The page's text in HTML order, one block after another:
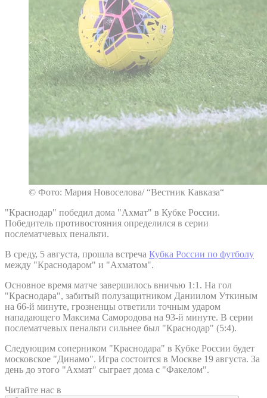
© Фото: Мария Новоселова/ “Вестник Кавказа“
"Краснодар" победил дома "Ахмат" в Кубке России.
Победитель противостояния определился в серии
послематчевых пенальти.
В среду, 5 августа, прошла встреча Кубка России по футболу
между "Краснодаром" и "Ахматом".
Основное время матче завершилось вничью 1:1. На гол
"Краснодара", забитый полузащитником Даниилом Уткиным
на 66-й минуте, грозненцы ответили точным ударом
нападающего Максима Самородова на 93-й минуте. В серии
послематчевых пенальти сильнее был "Краснодар" (5:4).
Следующим соперником "Краснодара" в Кубке России будет
московское "Динамо". Игра состоится в Москве 19 августа. За
день до этого "Ахмат" сыграет дома с "Факелом".
Читайте нас в